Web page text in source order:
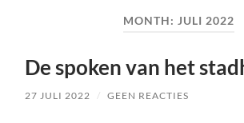
MONTH: JULI 2022
De spoken van het
27 JULI 2022 / GEEN REACTIES